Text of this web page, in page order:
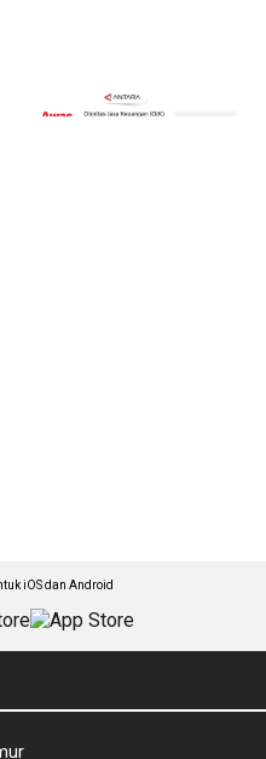
iOS dan Android